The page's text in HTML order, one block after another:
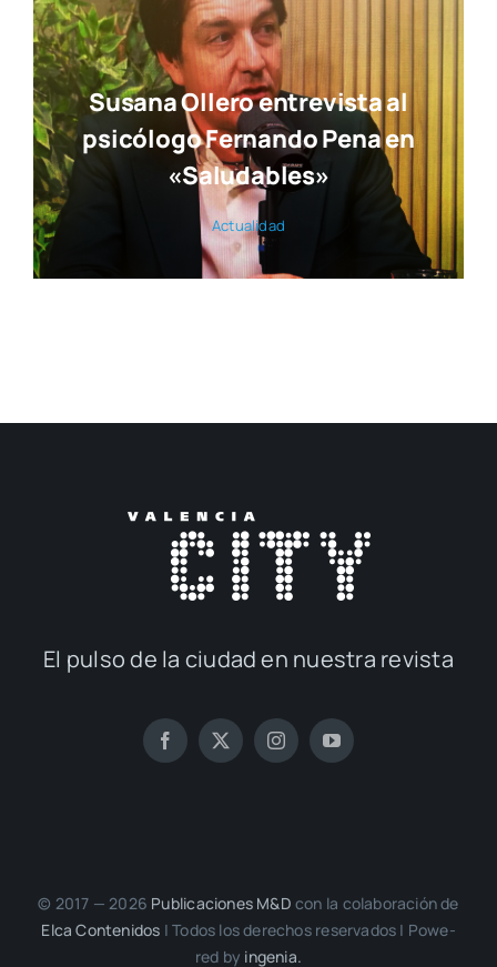
Susana Ollero entrevista al
psicólogo Fernando Pena en
«Saludables»
Actua­li­dad
El pul­so de la ciu­dad en nues­tra revis­ta
© 2017 — 2026 Publi­ca­cio­nes M&D con la cola­bo­ra­ción de
Elca Con­te­ni­dos | Todos los dere­chos reser­va­dos | Powe­
red by inge­nia.